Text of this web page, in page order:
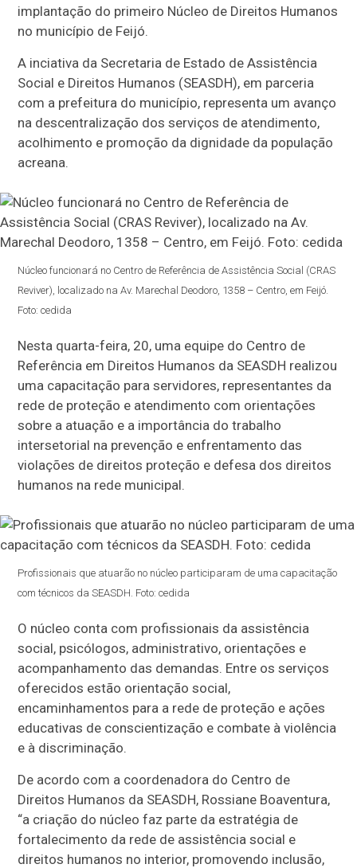
implantação do primeiro Núcleo de Direitos Humanos
no município de Feijó.
A inciativa da Secretaria de Estado de Assistência
Social e Direitos Humanos (SEASDH), em parceria
com a prefeitura do município, representa um avanço
na descentralização dos serviços de atendimento,
acolhimento e promoção da dignidade da população
acreana.
Núcleo funcionará no Centro de Referência de Assistência Social (CRAS
Reviver), localizado na Av. Marechal Deodoro, 1358 – Centro, em Feijó.
Foto: cedida
Nesta quarta-feira, 20, uma equipe do Centro de
Referência em Direitos Humanos da SEASDH realizou
uma capacitação para servidores, representantes da
rede de proteção e atendimento com orientações
sobre a atuação e a importância do trabalho
intersetorial na prevenção e enfrentamento das
violações de direitos proteção e defesa dos direitos
humanos na rede municipal.
Profissionais que atuarão no núcleo participaram de uma capacitação
com técnicos da SEASDH. Foto: cedida
O núcleo conta com profissionais da assistência
social, psicólogos, administrativo, orientações e
acompanhamento das demandas. Entre os serviços
oferecidos estão orientação social,
encaminhamentos para a rede de proteção e ações
educativas de conscientização e combate à violência
e à discriminação.
De acordo com a coordenadora do Centro de
Direitos Humanos da SEASDH, Rossiane Boaventura,
“a criação do núcleo faz parte da estratégia de
fortalecimento da rede de assistência social e
direitos humanos no interior, promovendo inclusão,